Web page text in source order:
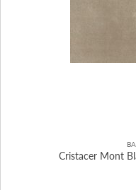
Cristacer Mont